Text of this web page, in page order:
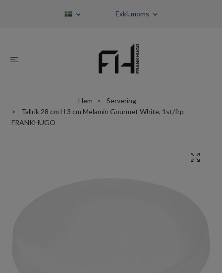
Exkl. moms
Hem
Servering
Tallrik 28 cm H 3 cm Melamin Gourmet White, 1st/frp
FRANKHUGO